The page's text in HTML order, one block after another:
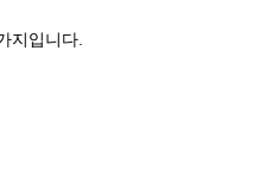
지입니다.